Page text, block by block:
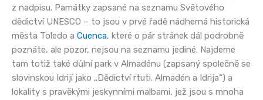
z nadpisu. Památky zapsané na seznamu Světového
dědictví UNESCO – to jsou v prvé řadě nádherná historická
města Toledo a Cuenca, které o pár stránek dál podrobně
poznáte, ale pozor, nejsou na seznamu jediné. Najdeme
tam totiž také důlní park v Almadénu (zapsaný společně se
slovinskou Idrijí jako „Dědictví rtuti. Almadén a Idrija“) a
lokality s pravěkými jeskynními malbami, jež jsou s mnoha